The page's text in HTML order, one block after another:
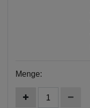
Menge: